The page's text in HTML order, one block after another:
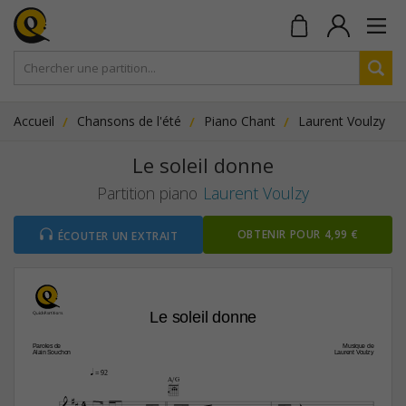
Accueil Chansons de l'été Piano Chant Laurent Voulzy
Le soleil donne
Partition piano Laurent Voulzy
ÉCOUTER UN EXTRAIT OBTENIR POUR 4,99 €
Paroles de
Alain Souchon
Le soleil donne
Musique de
Laurent Voulzy
q = 92

A/G